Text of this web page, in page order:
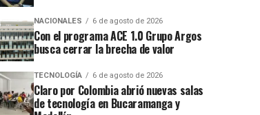
NACIONALES 6 de agosto de 2026
Con el programa ACE 1.0 Grupo Argos
busca cerrar la brecha de valor
TECNOLOGÍA 6 de agosto de 2026
Claro por Colombia abrió nuevas salas
de tecnología en Bucaramanga y